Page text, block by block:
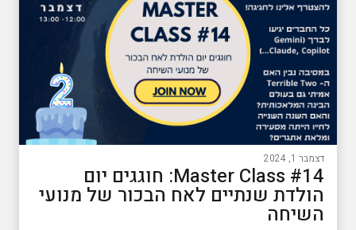
דצמבר 1, 2024
#14 Master Class: חוגגים יום
הולדת שנתיים לאח הבכור של מנועי
השיחה